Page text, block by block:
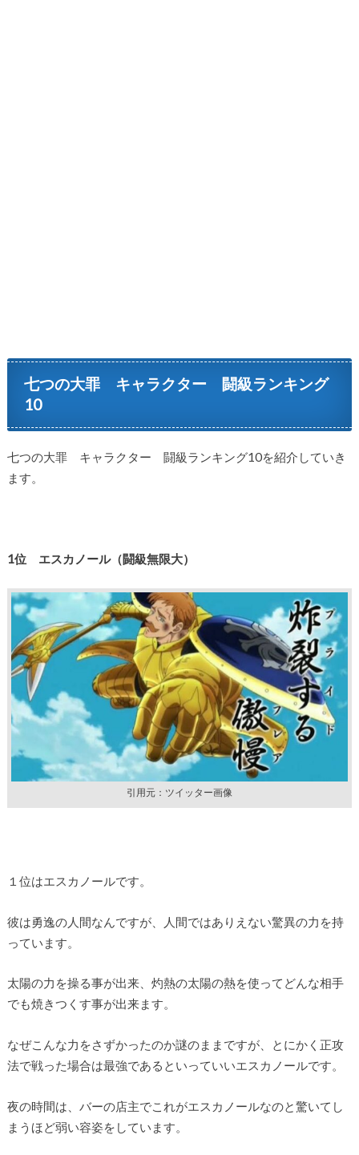
七つの大罪 キャラクター 闘級ランキング
10
七つの大罪 キャラクター 闘級ランキング10を紹介していき
ます。
1位 エスカノール（闘級無限大）
引用元：ツイッター画像
１位はエスカノールです。
彼は勇逸の人間なんですが、人間ではありえない驚異の力を持
っています。
太陽の力を操る事が出来、灼熱の太陽の熱を使ってどんな相手
でも焼きつくす事が出来ます。
なぜこんな力をさずかったのか謎のままですが、とにかく正攻
法で戦った場合は最強であるといっていいエスカノールです。
夜の時間は、バーの店主でこれがエスカノールなのと驚いてし
まうほど弱い容姿をしています。